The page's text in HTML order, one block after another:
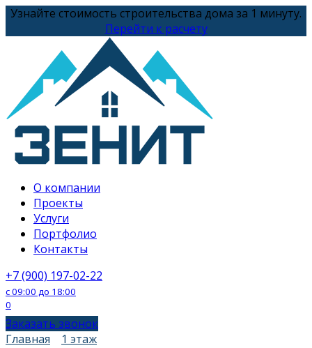
Перейти
Узнайте стоимость строительства дома за 1 минуту.
Перейти к расчету
О компании
Проекты
Услуги
Портфолио
Контакты
+7 (900) 197-02-22
с 09:00 до 18:00
0
Заказать звонок
Главная
1 этаж